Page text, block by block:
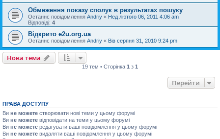
Обмеження показу сполук в результатах пошуку
Останнє повідомлення Andriy « Нед лютого 06, 2011 4:06 am
Відповіді: 4
Відкрито e2u.org.ua
Останнє повідомлення Andriy « Вів серпня 31, 2010 9:24 pm
Нова тема
19 тем • Сторінка 1 з 1
Перейти
ПРАВА ДОСТУПУ
Ви не можете створювати нові теми у цьому форумі
Ви не можете відповідати на теми у цьому форумі
Ви не можете редагувати ваші повідомлення у цьому форумі
Ви не можете видаляти ваші повідомлення у цьому форумі